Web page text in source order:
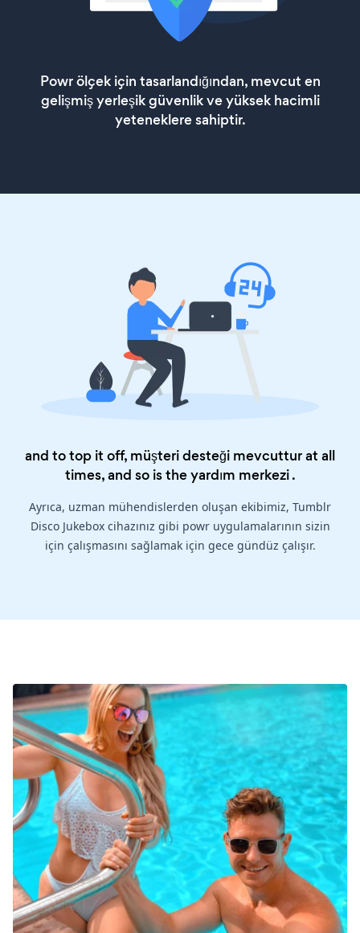
Powr ölçek için tasarlandığından, mevcut en
gelişmiş yerleşik güvenlik ve yüksek hacimli
yeteneklere sahiptir.
and to top it off, müşteri desteği mevcuttur at all
times, and so is theyardım merkezi.
Ayrıca, uzman mühendislerden oluşan ekibimiz, Tumblr
Disco Jukebox cihazınız gibi powr uygulamalarının sizin
için çalışmasını sağlamak için gece gündüz çalışır.